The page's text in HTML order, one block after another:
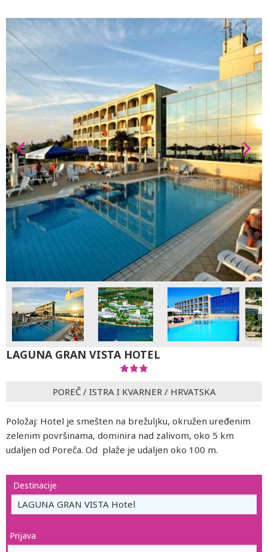
LAGUNA GRAN VISTA HOTEL
POREČ/ ISTRA I KVARNER / HRVATSKA
Položaj: Hotel je smešten na brežuljku, okružen uređenim
zelenim površinama, dominira nad zalivom, oko 5 km
udaljen od Poreča. Od plaže je udaljen oko 100 m.
Destinacije
LAGUNA GRAN VISTA Hotel
Prijava